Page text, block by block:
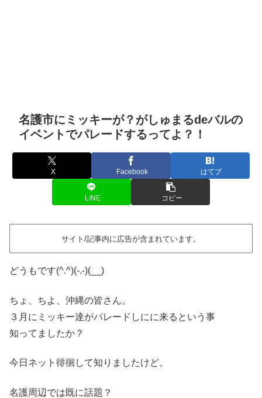
名護市にミッキーが？がしゅまるdeバルの
イベントでパレードするってよ？！
X Facebook はてブ
LINE コピー
サイト/記事内に広告が含まれています。
どうもです(^.^)(-.-)(__)
ちょ、ちよ、沖縄の皆さん。
３月にミッキー達がパレードしにに来るという事
知ってましたか？
今日ネット徘徊して知りましたけど。
名護周辺では既に話題？